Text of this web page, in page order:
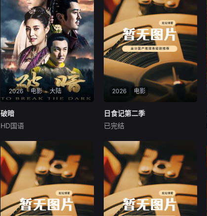
2026 电影 大陆
破暗
李雅男
大康太师闻宇阳宴请皇上义子
神策府神威将军冷啸天，席间
告知他一个消息，刚刚继任北
疆镇海王的薛世明遭刺客暗
杀，大康名医李长生父子卷入
其中，不日将斩首。冷啸天自
幼在北疆长大，李长生曾对他
有过救命之恩，冷啸天
破暗
HD国语
2026 电影
日食记第二季
姜轩
2013年6月，出生在马路上的
白猫被它称之为“怪蜀黍”的主
人姜老刀捡回家，并得名酥
饼，由此开始了一段全新的生
活。姜老刀是某设计公司老
板，拥有相对自由的工作空
间，而工作室便成为酥饼的新
家。主人看似粗狂，实则内心
日食记第二季
已完结